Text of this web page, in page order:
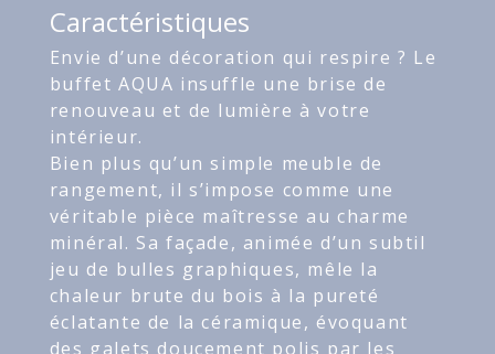
Caractéristiques
Envie d’une décoration qui respire ? Le
buffet AQUA insuffle une brise de
renouveau et de lumière à votre
intérieur.
Bien plus qu’un simple meuble de
rangement, il s’impose comme une
véritable pièce maîtresse au charme
minéral. Sa façade, animée d’un subtil
jeu de bulles graphiques, mêle la
chaleur brute du bois à la pureté
éclatante de la céramique, évoquant
des galets doucement polis par les